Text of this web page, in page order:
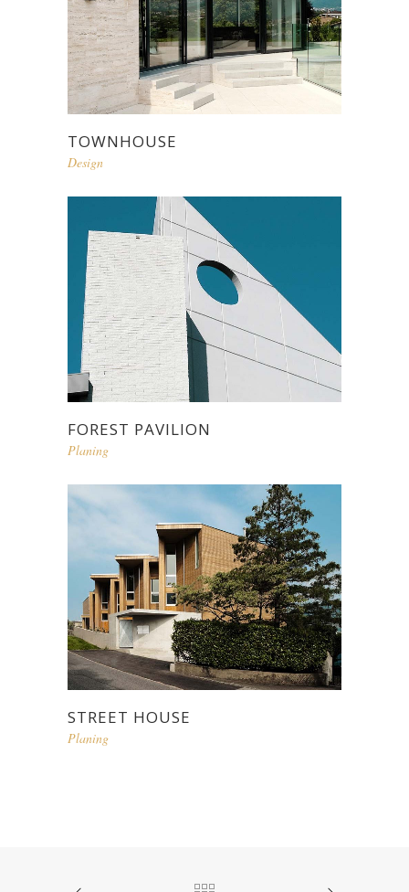
TOWNHOUSE
Design
FOREST PAVILION
Planing
STREET HOUSE
Planing